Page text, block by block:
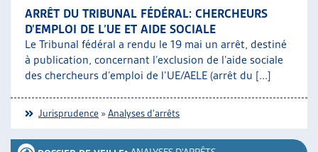
ARRÊT DU TRIBUNAL FÉDÉRAL: CHERCHEURS
D’EMPLOI DE L’UE ET AIDE SOCIALE
Le Tribunal fédéral a rendu le 19 mai un arrêt, destiné
à publication, concernant l’exclusion de l’aide sociale
des chercheurs d’emploi de l’UE/AELE (arrêt du [...]
Jurisprudence »Analyses d'arrêts